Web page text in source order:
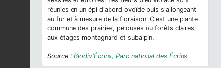
réunies en un épi d'abord ovoïde puis s'allongeant
au fur et à mesure de la floraison. C'est une plante
commune des prairies, pelouses ou forêts claires
aux étages montagnard et subalpin.
Source : Biodiv'Écrins, Parc national des Écrins